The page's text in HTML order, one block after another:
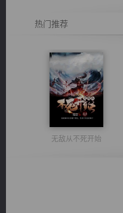
热门推荐
无敌从不死开始